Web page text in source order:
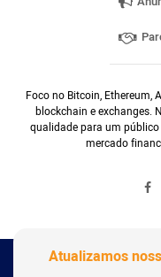
Foco no Bitcoin, Ethereum,
blockchain e exchanges.
qualidade para um
mercado
Atualizamos